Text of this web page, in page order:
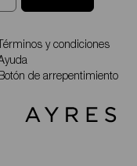
Términos y condiciones
Botón de arrepentimiento